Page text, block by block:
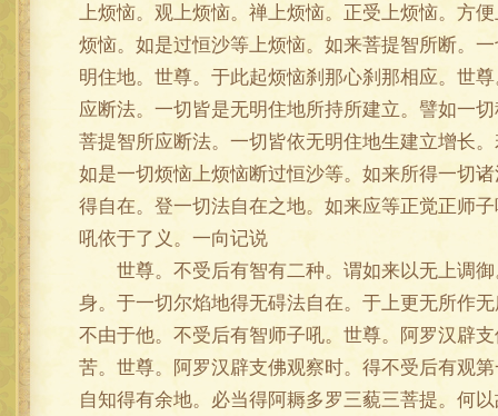
上烦恼。观上烦恼。禅上烦恼。正受上烦恼。方
烦恼。如是过恒沙等上烦恼。如来菩提智所断。
明住地。世尊。于此起烦恼刹那心刹那相应。世
应断法。一切皆是无明住地所持所建立。譬如一
菩提智所应断法。一切皆依无明住地生建立增长
如是一切烦恼上烦恼断过恒沙等。如来所得一切
得自在。登一切法自在之地。如来应等正觉正师
吼依于了义。一向记说
世尊。不受后有智有二种。谓如来以无上调御
身。于一切尔焰地得无碍法自在。于上更无所作
不由于他。不受后有智师子吼。世尊。阿罗汉辟
苦。世尊。阿罗汉辟支佛观察时。得不受后有观
自知得有余地。必当得阿耨多罗三藐三菩提。何